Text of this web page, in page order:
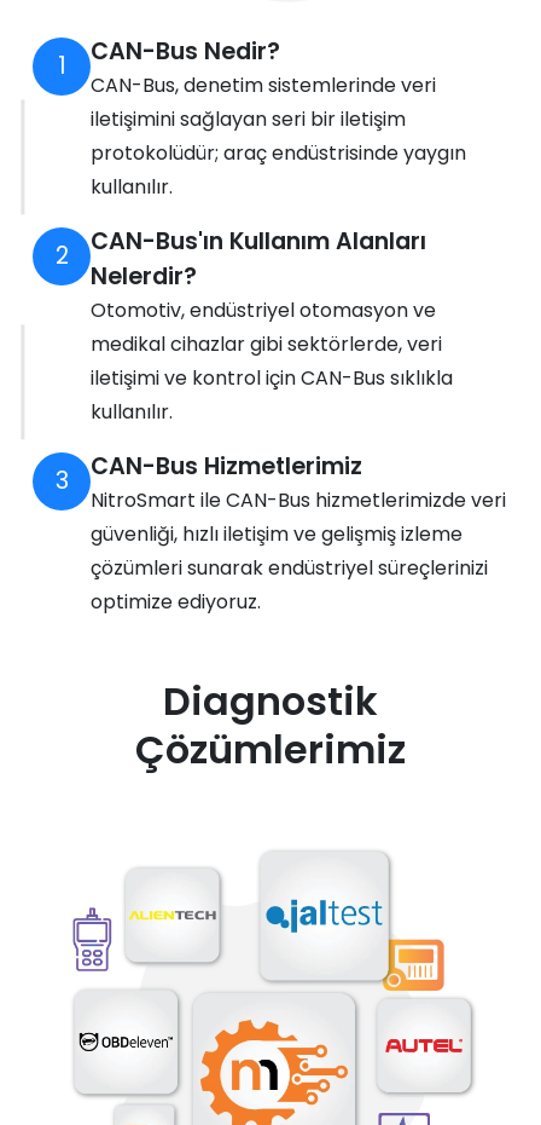
1 CAN-Bus Nedir?
CAN-Bus, denetim sistemlerinde veri
iletişimini sağlayan seri bir iletişim
protokolüdür; araç endüstrisinde yaygın
kullanılır.
2
CAN-Bus'ın Kullanım Alanları
Nelerdir?
Otomotiv, endüstriyel otomasyon ve
medikal cihazlar gibi sektörlerde, veri
iletişimi ve kontrol için CAN-Bus sıklıkla
kullanılır.
3 CAN-Bus Hizmetlerimiz
NitroSmart ile CAN-Bus hizmetlerimizde veri
güvenliği, hızlı iletişim ve gelişmiş izleme
çözümleri sunarak endüstriyel süreçlerinizi
optimize ediyoruz.
Diagnostik
Çözümlerimiz